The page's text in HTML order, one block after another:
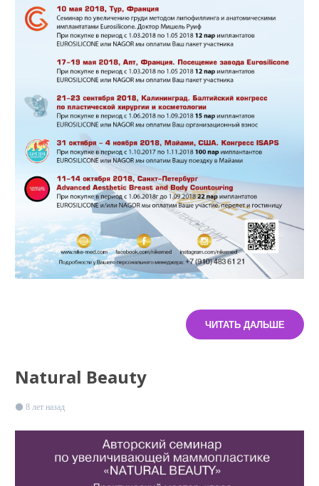
ЧИТАТЬ ДАЛЬШЕ
Natural Beauty
8 лет назад